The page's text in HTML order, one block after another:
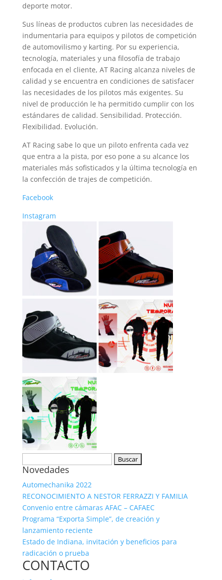
deporte motor.
Sus líneas de productos cubren las necesidades de
indumentaria para equipos y pilotos de competición
de automovilismo y karting. Por su experiencia,
tecnología, materiales y una filosofía de trabajo
enfocada en el cliente, AT Racing alcanza niveles de
calidad y se encuentra en condiciones de satisfacer
las necesidades de los pilotos más exigentes. Su
nivel de producción le ha permitido cumplir con los
estándares de calidad. Sensibilidad. Protección.
Flexibilidad. Evolución.
AT Racing sabe lo que un piloto enfrenta cada vez
que entra a la pista, por eso pone a su alcance los
materiales más sofisticados y la última tecnología en
la confección de trajes de competición.
Facebook
Instagram
Novedades
Automechanika 2022
RECONOCIMIENTO A NESTOR FERRAZZI Y FAMILIA
Convenio entre cámaras AFAC – CAFAEC
Programa “Exporta Simple”, de creación y
lanzamiento reciente
Estado de Indiana, invitación y beneficios para
radicación o prueba
CONTACTO